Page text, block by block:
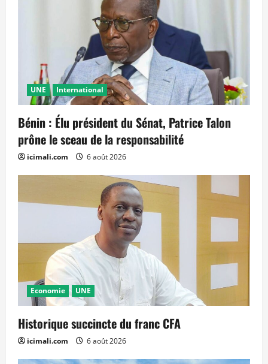
UNE International
Bénin : Élu président du Sénat, Patrice Talon
prône le sceau de la responsabilité
icimali.com 6 août 2026
Economie UNE
Historique succincte du franc CFA
icimali.com 6 août 2026